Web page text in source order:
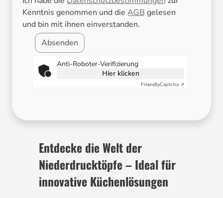
Kenntnis genommen und die AGB gelesen
und bin mit ihnen einverstanden.
Absenden
Anti-Roboter-Verifizierung
Hier klicken
FriendlyCaptcha ⇗
Entdecke die Welt der
Niederdrucktöpfe – Ideal für
innovative Küchenlösungen